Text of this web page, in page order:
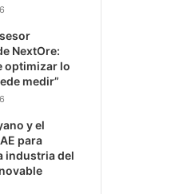
NextOre:
optimizar lo
medir”
y el
para
industria del